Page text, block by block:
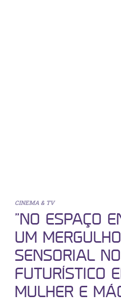
CINEMA & TV
“NO ESPAÇO
UM MERGULHO
SENSORIAL
FUTURÍSTICO
MULHER E